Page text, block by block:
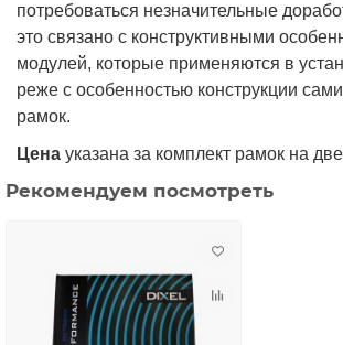
потребоваться незначительные
это связано с конструктивными
модулей, которые применяются в
реже с особенностью конструкции
рамок.
Цена указана за комплект рамок на
Рекомендуем посмотреть